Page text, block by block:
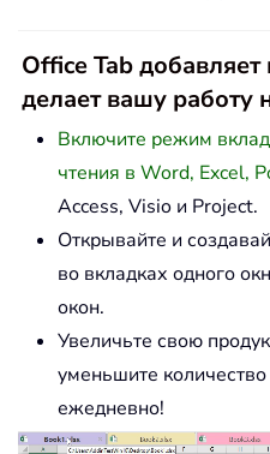
Office Tab
делает вашу работу
Включите режим
чтения в Word, Excel,
Access, Visio и Project.
Открывайте и
во вкладках одного
окон.
Увеличьте свою
уменьшите
ежедневно!